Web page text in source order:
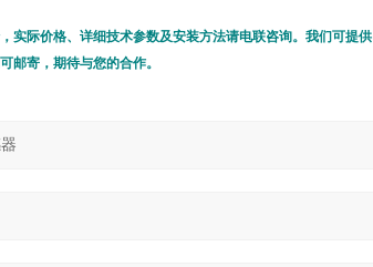
实际价格、详细技术参数及安装方法请电联咨询。我们可提供
邮寄，期待与您的合作。